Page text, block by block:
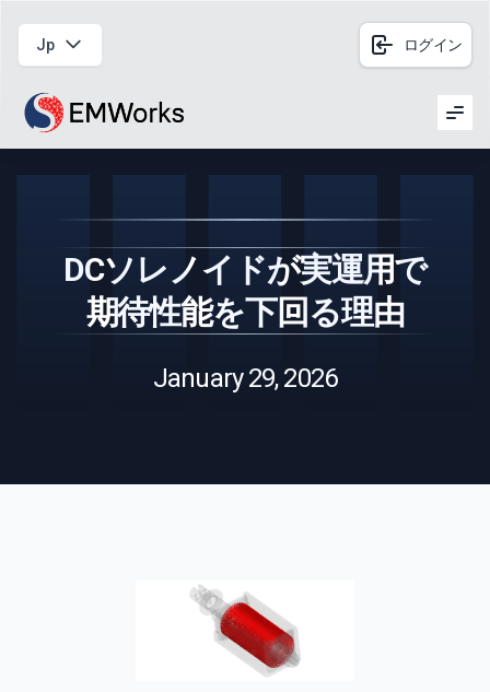
Jp ログイン
DCソレノイドが実運用で
期待性能を下回る理由
January 29, 2026